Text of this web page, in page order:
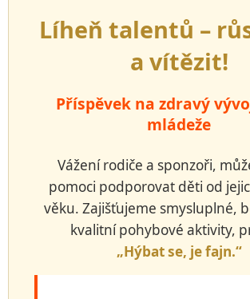
Líheň talentů –
a vítězit!
Příspěvek na zdravý
mládeže
Vážení rodiče a sponzoři,
pomoci podporovat děti od
věku. Zajišťujeme smysluplné,
kvalitní pohybové aktivity,
„Hýbat se, je fajn.“